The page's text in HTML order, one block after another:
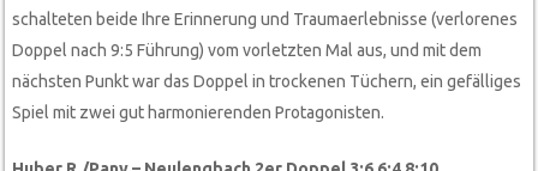
schalteten beide Ihre Erinnerung und Traumaerlebnisse (verlorenes
Doppel nach 9:5 Führung) vom vorletzten Mal aus, und mit dem
nächsten Punkt war das Doppel in trockenen Tüchern, ein gefälliges
Spiel mit zwei gut harmonierenden Protagonisten.